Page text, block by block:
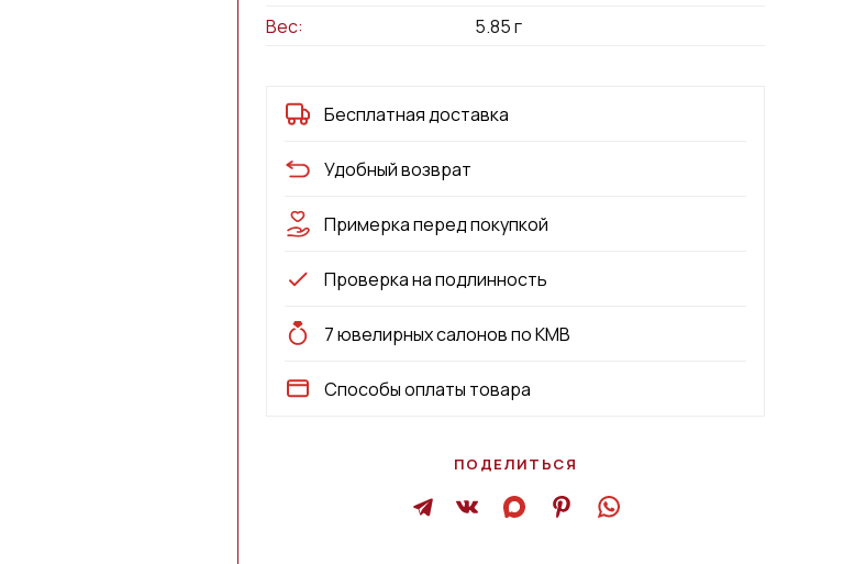
Вес:
5.85г
Бесплатная доставка
Удобный возврат
Примерка перед покупкой
Проверка на подлинность
7 ювелирных салонов по КМВ
Способы оплаты товара
ПОДЕЛИТЬСЯ